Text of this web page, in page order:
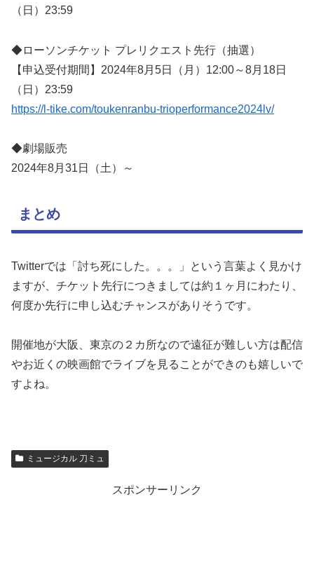
（日）23:59
◆ローソンチケット プレリクエスト先行（抽選）
【申込受付期間】2024年8月5日（月）12:00～8月18日
（日）23:59
https://l-tike.com/toukenranbu-trioperformance2024lv/
◆劇場販売
2024年8月31日（土）～
まとめ
Twitterでは「討ち死にした。。。」という言葉よく見かけ
ますが、チケット先行につきましては約１ヶ月にわたり、
何度か先行に申し込むチャンスがありそうです。
開催地が大阪、東京の２カ所なので遠征が難しい方は配信
やお近くの映画館でライブを見ることができのも嬉しいで
すよね。
ミュージカル 刀ミュ
スポンサーリンク